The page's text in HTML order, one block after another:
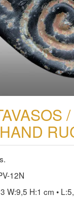
HAND
12N
W:9,5 H:1 cm •